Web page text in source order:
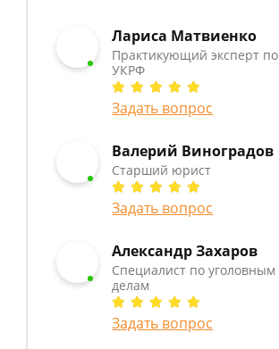
Лариса Матвиенко
Практикующий эксперт по
УКРФ
Задать вопрос
Валерий Виноградов
Старший юрист
Задать вопрос
Александр Захаров
Специалист по уголовным
делам
Задать вопрос